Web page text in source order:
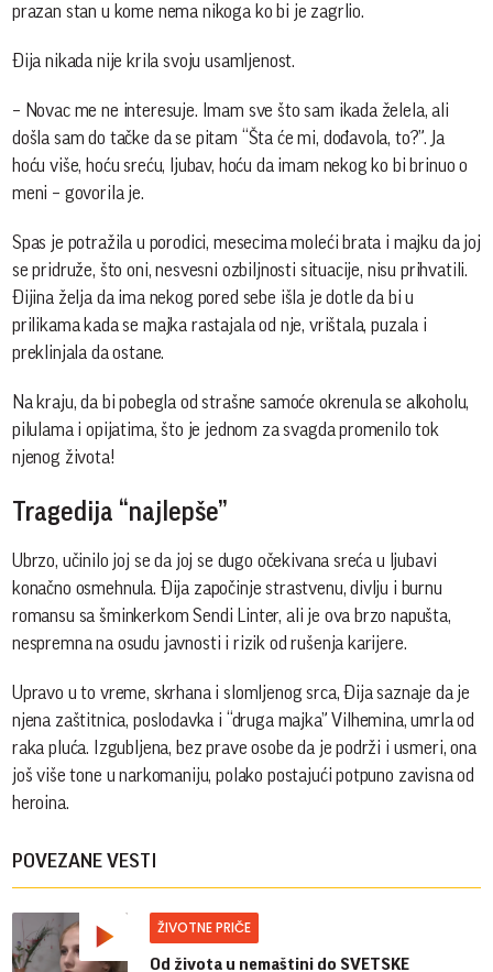
prazan stan u kome nema nikoga ko bi je zagrlio.
Đija nikada nije krila svoju usamljenost.
– Novac me ne interesuje. Imam sve što sam ikada želela, ali
došla sam do tačke da se pitam “Šta će mi, dođavola, to?”. Ja
hoću više, hoću sreću, ljubav, hoću da imam nekog ko bi brinuo o
meni – govorila je.
Spas je potražila u porodici, mesecima moleći brata i majku da joj
se pridruže, što oni, nesvesni ozbiljnosti situacije, nisu prihvatili.
Đijina želja da ima nekog pored sebe išla je dotle da bi u
prilikama kada se majka rastajala od nje, vrištala, puzala i
preklinjala da ostane.
Na kraju, da bi pobegla od strašne samoće okrenula se alkoholu,
pilulama i opijatima, što je jednom za svagda promenilo tok
njenog života!
Tragedija “najlepše”
Ubrzo, učinilo joj se da joj se dugo očekivana sreća u ljubavi
konačno osmehnula. Đija započinje strastvenu, divlju i burnu
romansu sa šminkerkom Sendi Linter, ali je ova brzo napušta,
nespremna na osudu javnosti i rizik od rušenja karijere.
Upravo u to vreme, skrhana i slomljenog srca, Đija saznaje da je
njena zaštitnica, poslodavka i “druga majka” Vilhemina, umrla od
raka pluća. Izgubljena, bez prave osobe da je podrži i usmeri, ona
još više tone u narkomaniju, polako postajući potpuno zavisna od
heroina.
POVEZANE VESTI
ŽIVOTNE PRIČE
Od života u nemaštini do SVETSKE